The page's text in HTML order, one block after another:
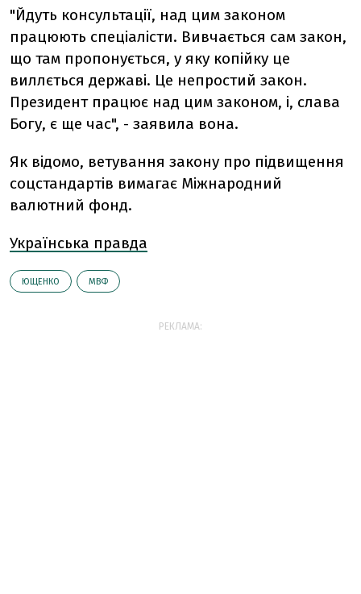
"Йдуть консультації, над цим законом
працюють спеціалісти. Вивчається сам закон,
що там пропонується, у яку копійку це
виллється державі. Це непростий закон.
Президент працює над цим законом, і, слава
Богу, є ще час", - заявила вона.
Як відомо, ветування закону про підвищення
соцстандартів вимагає Міжнародний
валютний фонд.
Українська правда
ЮЩЕНКО МВФ
РЕКЛАМА: